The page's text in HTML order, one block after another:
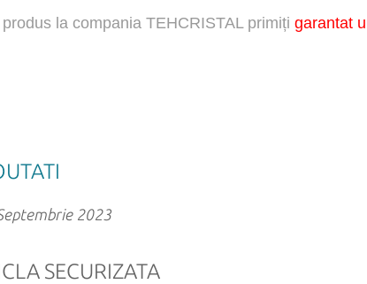
la compania TEHCRISTAL primiți garantat
2023
SECURIZATA